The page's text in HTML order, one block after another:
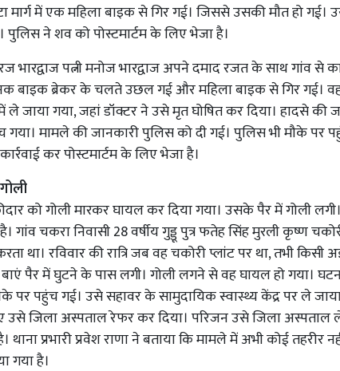
मार्ग में एक महिला बाइक से गिर गई। जिससे उसकी मौत हो गई।
पुलिस ने शव को पोस्टमार्टम के लिए भेजा है।
भारद्वाज पत्नी मनोज भारद्वाज अपने दमाद रजत के साथ गांव से
बाइक ब्रेकर के चलते उछल गई और महिला बाइक से गिर गई।
जाया गया, जहां डॉक्टर ने उसे मृत घोषित कर दिया। हादसे की
गया। मामले की जानकारी पुलिस को दी गई। पुलिस भी मौके पर
कर पोस्टमार्टम के लिए भेजा है।
को गोली मारकर घायल कर दिया गया। उसके पैर में गोली
गांव चकरा निवासी 28 वर्षीय गुड्डू पुत्र फतेह सिंह मुरली कृष्ण
था। रविवार की रात्रि जब वह चकोरी प्लांट पर था, तभी किसी
बाएं पैर में घुटने के पास लगी। गोली लगने से वह घायल हो गया।
पर पहुंच गई। उसे सहावर के सामुदायिक स्वास्थ्य केंद्र पर ले
उसे जिला अस्पताल रेफर कर दिया। परिजन उसे जिला
प्रभारी प्रवेश राणा ने बताया कि मामले में अभी कोई तहरीर
गया है।